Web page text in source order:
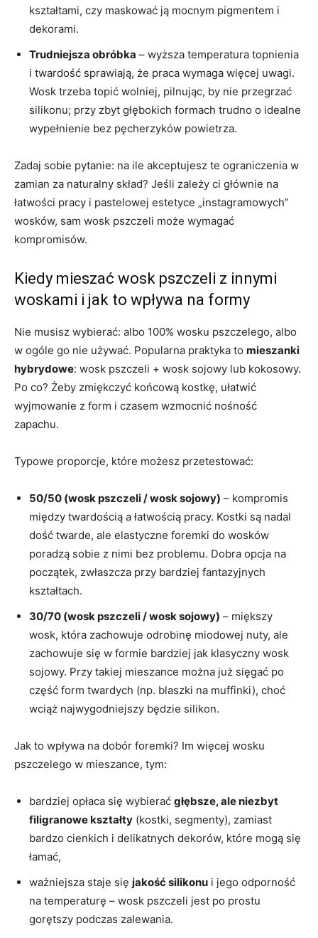
kształtami, czy maskować ją mocnym pigmentem i
dekorami.
Trudniejsza obróbka – wyższa temperatura topnienia
i twardość sprawiają, że praca wymaga więcej uwagi.
Wosk trzeba topić wolniej, pilnując, by nie przegrzać
silikonu; przy zbyt głębokich formach trudno o idealne
wypełnienie bez pęcherzyków powietrza.
Zadaj sobie pytanie: na ile akceptujesz te ograniczenia w
zamian za naturalny skład? Jeśli zależy ci głównie na
łatwości pracy i pastelowej estetyce „instagramowych”
wosków, sam wosk pszczeli może wymagać
kompromisów.
Kiedy mieszać wosk pszczeli z innymi
woskami i jak to wpływa na formy
Nie musisz wybierać: albo 100% wosku pszczelego, albo
w ogóle go nie używać. Popularna praktyka to mieszanki
hybrydowe: wosk pszczeli + wosk sojowy lub kokosowy.
Po co? Żeby zmiękczyć końcową kostkę, ułatwić
wyjmowanie z form i czasem wzmocnić nośność
zapachu.
Typowe proporcje, które możesz przetestować:
50/50 (wosk pszczeli / wosk sojowy) – kompromis
między twardością a łatwością pracy. Kostki są nadal
dość twarde, ale elastyczne foremki do wosków
poradzą sobie z nimi bez problemu. Dobra opcja na
początek, zwłaszcza przy bardziej fantazyjnych
kształtach.
30/70 (wosk pszczeli / wosk sojowy) – miększy
wosk, która zachowuje odrobinę miodowej nuty, ale
zachowuje się w formie bardziej jak klasyczny wosk
sojowy. Przy takiej mieszance można już sięgać po
część form twardych (np. blaszki na muffinki), choć
wciąż najwygodniejszy będzie silikon.
Jak to wpływa na dobór foremki? Im więcej wosku
pszczelego w mieszance, tym:
bardziej opłaca się wybierać głębsze, ale niezbyt
filigranowe kształty (kostki, segmenty), zamiast
bardzo cienkich i delikatnych dekorów, które mogą się
łamać,
ważniejsza staje się jakość silikonu i jego odporność
na temperaturę – wosk pszczeli jest po prostu
gorętszy podczas zalewania.